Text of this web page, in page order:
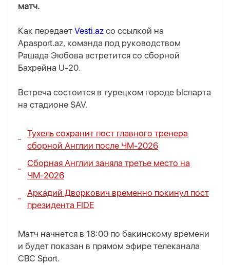
матч.
Как передает Vesti.az со ссылкой на
Apasport.az, команда под руководством
Рашада Эюбова встретится со сборной
Бахрейна U-20.
Встреча состоится в турецком городе Ыспарта
на стадионе SAV.
Тухель сохранит пост главного тренера
сборной Англии после ЧМ-2026
Сборная Англии заняла третье место на
ЧМ-2026
Аркадий Дворкович временно покинул пост
президента FIDE
Матч начнется в 18:00 по бакинскому времени
и будет показан в прямом эфире телеканала
CBC Sport.